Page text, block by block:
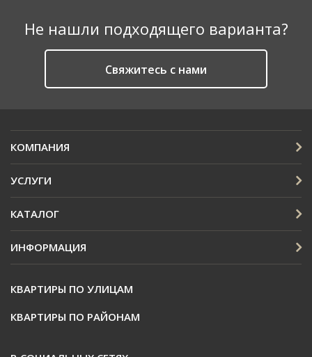
Не нашли подходящего варианта?
Cвяжитесь с нами
КОМПАНИЯ
УСЛУГИ
КАТАЛОГ
ИНФОРМАЦИЯ
КВАРТИРЫ ПО УЛИЦАМ
КВАРТИРЫ ПО РАЙОНАМ